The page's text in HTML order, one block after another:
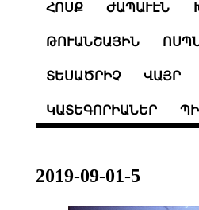
ՀՈՍՔ ԺԱՊԱՒԷՆ
ԹՈՒԱՆՇԱՅԻՆ
ՏԵՍԱԾՐԻՉ ՎԱՅՐ
ԿԱՏԵԳՈՐԻԱՆԵՐ
2019-09-01-5